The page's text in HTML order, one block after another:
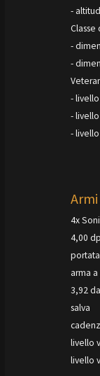
-
Classe
-
-
-
-
-
4x
4,00
arma
3,92
salva
livello
livello